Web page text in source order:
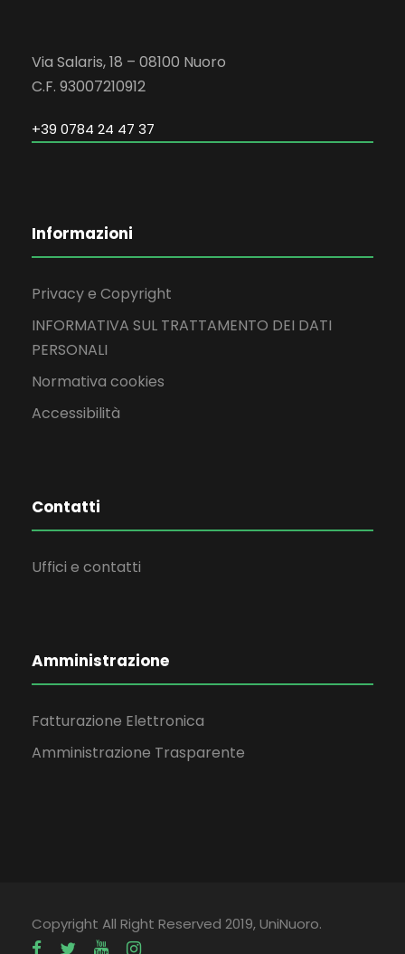
Via Salaris, 18 – 08100 Nuoro
C.F. 93007210912
+39 0784 24 47 37
Informazioni
Privacy e Copyright
INFORMATIVA SUL TRATTAMENTO DEI DATI
PERSONALI
Normativa cookies
Accessibilità
Contatti
Uffici e contatti
Amministrazione
Fatturazione Elettronica
Amministrazione Trasparente
Copyright All Right Reserved 2019, UniNuoro.